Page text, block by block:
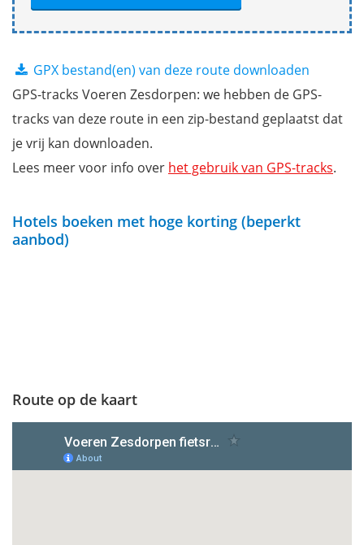
GPX bestand(en) van deze route downloaden
GPS-tracks Voeren Zesdorpen: we hebben de GPS-
tracks van deze route in een zip-bestand geplaatst dat
je vrij kan downloaden.
Lees meer voor info over het gebruik van GPS-tracks.
Hotels boeken met hoge korting (beperkt
aanbod)
Route op de kaart